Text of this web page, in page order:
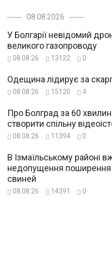
08.08.2026
У Болгарії невідомий
великого газопроводу
08.08.26 13122 0
Одещина лідирує за
08.08.26 15120 4
Про Болград за 60
створити спільну
08.08.26 11394 0
В Ізмаїльському районі
недопущення поширення
свиней
08.08.26 14391 0